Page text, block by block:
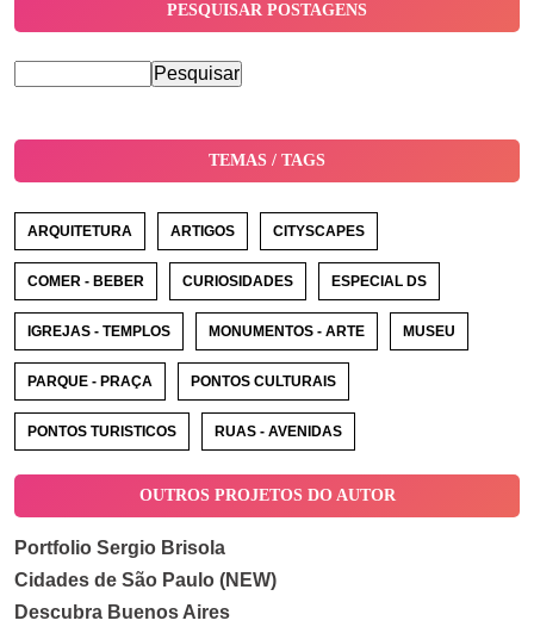
PESQUISAR POSTAGENS
TEMAS / TAGS
ARQUITETURA ARTIGOS CITYSCAPES
COMER - BEBER CURIOSIDADES ESPECIAL DS
IGREJAS - TEMPLOS MONUMENTOS - ARTE MUSEU
PARQUE - PRAÇA PONTOS CULTURAIS
PONTOS TURISTICOS RUAS - AVENIDAS
OUTROS PROJETOS DO AUTOR
Portfolio Sergio Brisola
Cidades de São Paulo (NEW)
Descubra Buenos Aires